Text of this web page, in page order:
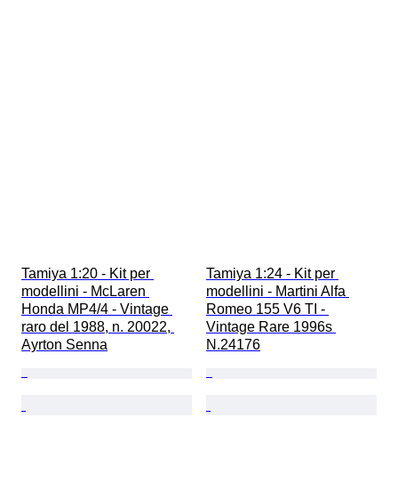
Tamiya 1:20 - Kit per
modellini - McLaren
Honda MP4/4 - Vintage
raro del 1988, n. 20022,
Ayrton Senna
Tamiya 1:24 - Kit per
modellini - Martini Alfa
Romeo 155 V6 TI -
Vintage Rare 1996s
N.24176